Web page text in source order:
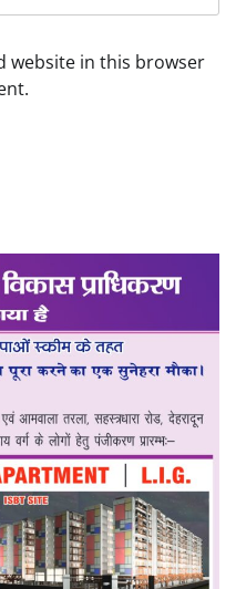
website in this browser